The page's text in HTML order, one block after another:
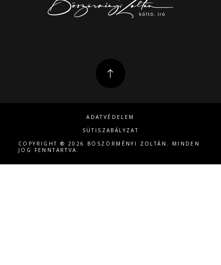
ADATVÉDELEM
SÜTISZABÁLYZAT
COPYRIGHT ® 2026 BÖSZÖRMÉNYI ZOLTÁN. MINDEN
JOG FENNTARTVA.